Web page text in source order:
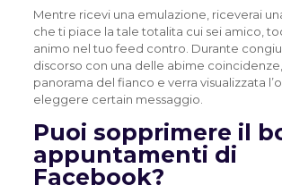
Mentre ricevi una emulazione, riceverai
che ti piace la tale totalita cui sei amico,
animo nel tuo feed contro. Durante
discorso con una delle abime
panorama del fianco e verra visualizzata
eleggere certain messaggio.
Puoi sopprimere il
appuntamenti di
Facebook?